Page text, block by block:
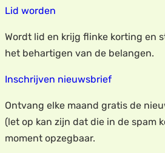
Lid worden
Wordt lid en krijg flinke korting en
het behartigen van de belangen.
Inschrijven nieuwsbrief
Ontvang elke maand gratis de
(let op kan zijn dat die in de spam
moment opzegbaar.